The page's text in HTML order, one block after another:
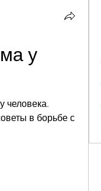
у
человека.
в борьбе с